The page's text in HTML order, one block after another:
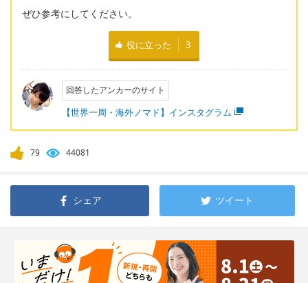
ぜひ参考にしてください。
役に立った 3
回答したアンカーのサイト
【世界一周・海外ノマド】インスタグラム
79 44081
シェア ツイート